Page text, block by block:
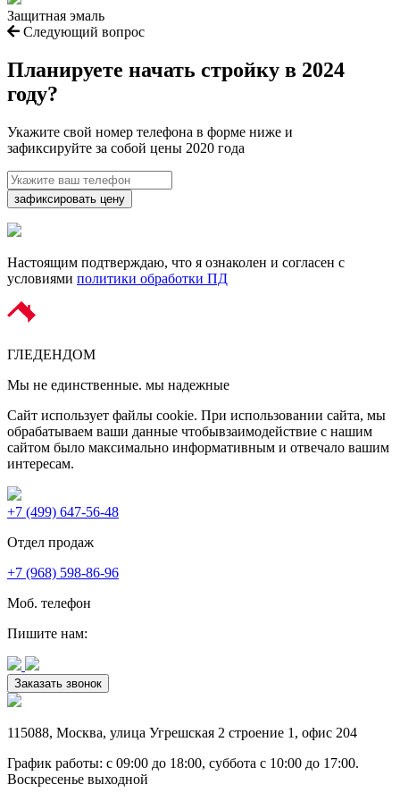
Защитная эмаль
Следующий вопрос
Планируете начать стройку в 2024
году?
Укажите свой номер телефона в форме ниже и
зафиксируйте за собой цены 2020 года
зафиксировать цену
Настоящим подтверждаю, что я ознаколен и согласен с
условиями политики обработки ПД
ГЛЕДЕНДОМ
Мы не единственные. мы надежные
Сайт использует файлы cookie. При использовании сайта, мы
обрабатываем ваши данные чтобывзаимодействие с нашим
сайтом было максимально информативным и отвечало вашим
интересам.
+7 (499) 647-56-48
Отдел продаж
+7 (968) 598-86-96
Моб. телефон
Пишите нам:
Заказать звонок
115088, Москва, улица Угрешская 2 строение 1 , офис 204
График работы: c 09:00 до 18:00, суббота c 10:00 до 17:00.
Воскресенье выходной